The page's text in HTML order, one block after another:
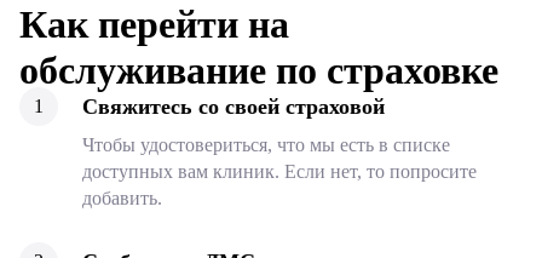
Как перейти на
обслуживание по страховке
Свяжитесь со своей страховой
Чтобы удостовериться, что мы есть в списке
доступных вам клиник. Если нет, то попросите
добавить.